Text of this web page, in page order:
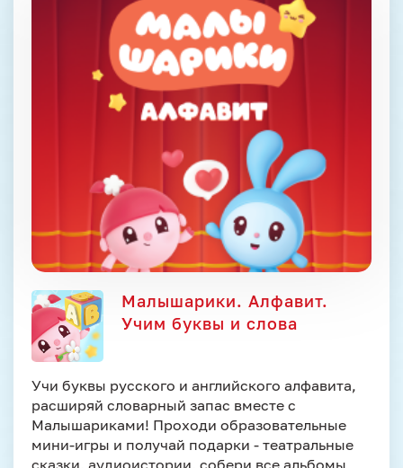
Малышарики. Алфавит.
Учим буквы и слова
Учи буквы русского и английского алфавита,
расширяй словарный запас вместе с
Малышариками! Проходи образовательные
мини-игры и получай подарки - театральные
сказки, аудиоистории, собери все альбомы